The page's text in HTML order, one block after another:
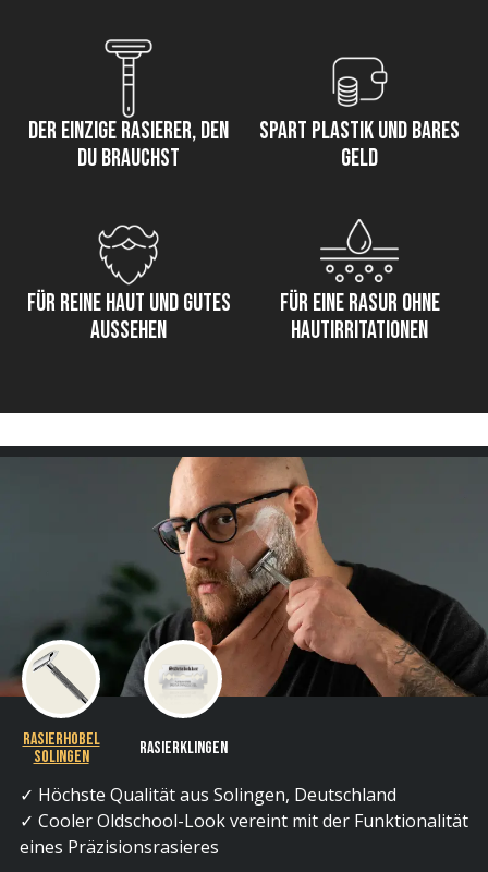
Der einzige Rasierer, den
Du brauchst
Spart Plastik und bares
Geld
Für reine Haut und gutes
aussehen
Für eine Rasur ohne
Hautirritationen
Rasierhobel
Solingen
Rasierklingen
✓ Höchste Qualität aus Solingen, Deutschland
✓ Cooler Oldschool-Look vereint mit der Funktionalität
eines Präzisionsrasieres